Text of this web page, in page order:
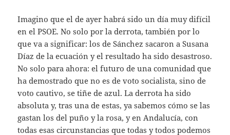
Imagino que el de ayer habrá sido un día muy difícil
en el PSOE. No solo por la derrota, también por lo
que va a significar: los de Sánchez sacaron a Susana
Díaz de la ecuación y el resultado ha sido desastroso.
No solo para ahora: el futuro de una comunidad que
ha demostrado que no es de voto socialista, sino de
voto cautivo, se tiñe de azul. La derrota ha sido
absoluta y, tras una de estas, ya sabemos cómo se las
gastan los del puño y la rosa, y en Andalucía, con
todas esas circunstancias que todas y todos podemos